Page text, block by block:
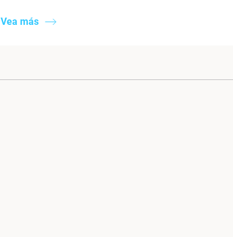
Vea más